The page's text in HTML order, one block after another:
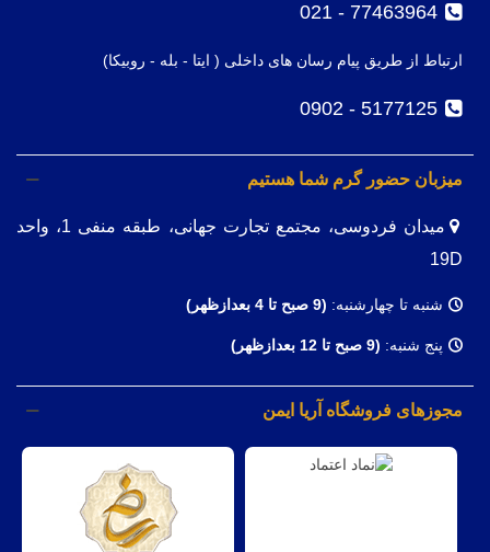
77463964 - 021
ارتباط از طریق پیام رسان های داخلی ( ایتا - بله - روبیکا)
5177125 - 0902
میزبان حضور گرم شما هستیم
میدان فردوسی، مجتمع تجارت جهانی، طبقه منفی 1، واحد
19D
شنبه تا چهارشنبه: (9 صبح تا 4 بعدازظهر)
پنج شنبه: (9 صبح تا 12 بعدازظهر)
مجوزهای فروشگاه آریا ایمن